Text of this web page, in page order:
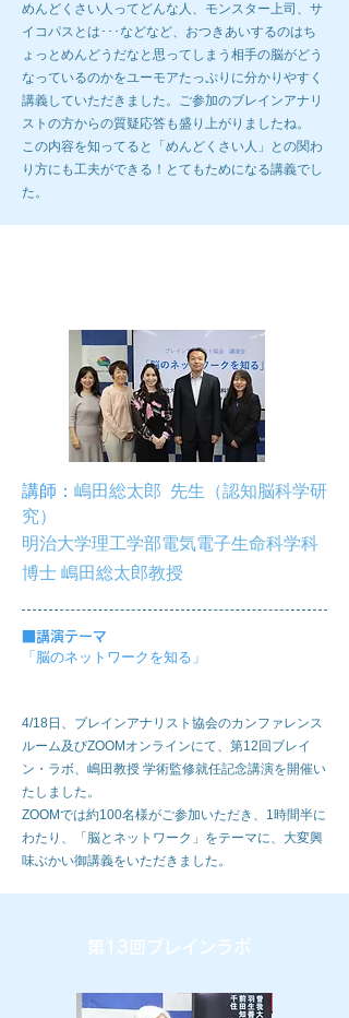
めんどくさい人ってどんな人、モンスター上司、サ
イコパスとは･･･などなど、おつきあいするのはち
ょっとめんどうだなと思ってしまう相手の脳がどう
なっているのかをユーモアたっぷりに分かりやすく
講義していただきました。ご参加のブレインアナリ
ストの方からの質疑応答も盛り上がりましたね。
この内容を知ってると「めんどくさい人」との関わ
り方にも工夫ができる！とてもためになる講義でし
た。
講師： 嶋田総太郎 先生（認知脳科学研
究）
明治大学理工学部電気電子生命科学科
博士 嶋田総太郎教授
講演テーマ
「脳のネットワークを知る 」
4/18日、ブレインアナリスト協会のカンファレンス
ルーム及びZOOMオンラインにて、第12回ブレイ
ン・ラボ、嶋田教授 学術監修就任記念講演を開催い
たしました。
ZOOMでは約100名様がご参加いただき、1時間半に
わたり、「脳とネットワーク」をテーマに、大変興
味ぶかい御講義をいただきました。
第13回ブレインラボ